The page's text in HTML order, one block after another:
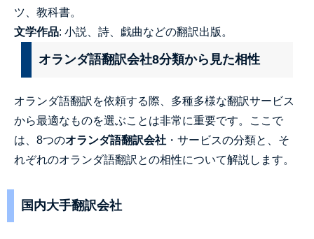
ツ、教科書。
文学作品: 小説、詩、戯曲などの翻訳出版。
オランダ語翻訳会社8分類から見た相性
オランダ語翻訳を依頼する際、多種多様な翻訳サービス
から最適なものを選ぶことは非常に重要です。ここで
は、8つのオランダ語翻訳会社 ・サービスの分類と、そ
れぞれのオランダ語翻訳との相性について解説します。
国内大手翻訳会社